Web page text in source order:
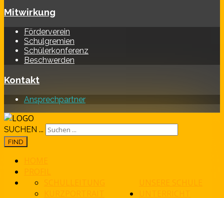
Mitwirkung
Förderverein
Schulgremien
Schülerkonferenz
Beschwerden
Kontakt
Ansprechpartner
SUCHEN ...
FIND